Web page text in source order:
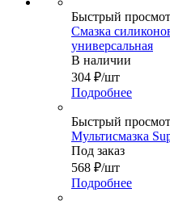
Быстрый
Смазка
универсальная
В наличии
304 ₽/шт
Подробнее
Быстрый
Мультисмазка
Под заказ
568 ₽/шт
Подробнее